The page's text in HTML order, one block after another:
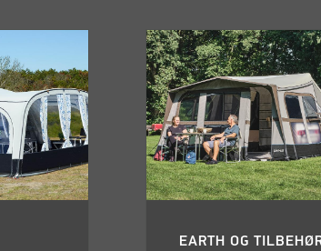
EARTH OG